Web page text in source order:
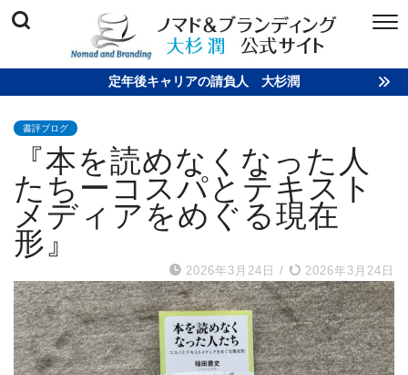
定年後キャリアの請負人 大杉潤
書評ブログ
『本を読めなくなった人
たちーコスパとテキスト
メディアをめぐる現在
形』
2026年3月24日 / 2026年3月24日